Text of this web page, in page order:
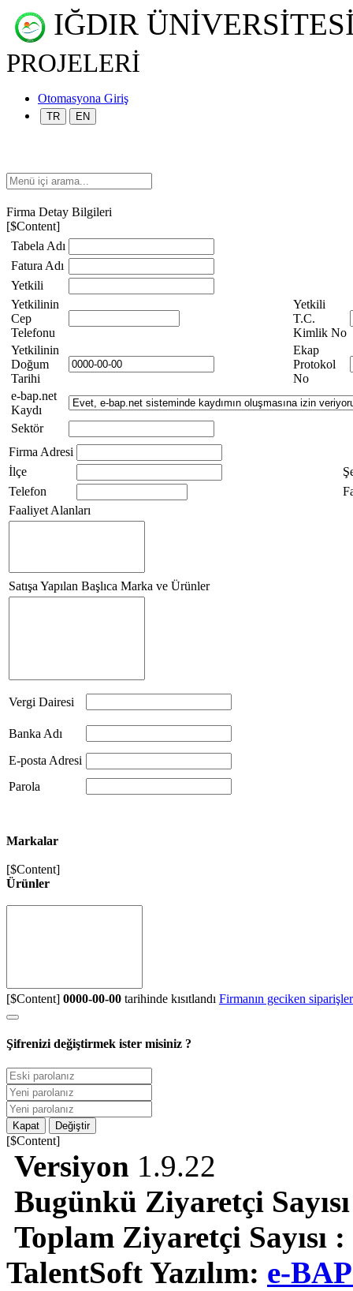
IĞDIR
PROJELERİ
Otomasyona Giriş
TR EN
Firma Detay Bilgileri
[$Content]
Tabela Adı
Fatura Adı
Yetkili
Yetkilinin
Cep
Telefonu
Yetkili
T.C.
Kimlik No
Yetkilinin
Doğum
Tarihi
Ekap
Protokol
No
e-bap.net
Kaydı
Sektör
Firma Adresi
İlçe
Telefon
Faaliyet Alanları
Satışa Yapılan Başlıca Marka ve Ürünler
Vergi Dairesi
Banka Adı
E-posta Adresi
Parola
Markalar
[$Content]
Ürünler
[$Content] 0000-00-00 tarihinde kısıtlandı Firmanın geciken
Şifrenizi değiştirmek ister misiniz ?
Kapat Değiştir
[$Content]
Versiyon 1.9.22
Bugünkü Ziyaretçi
Toplam Ziyaretçi Sayısı :
TalentSoft Yazılım: e-